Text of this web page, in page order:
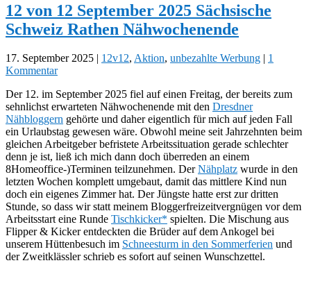
12 von 12 September 2025 Sächsische
Schweiz Rathen Nähwochenende
17. September 2025 | 12v12, Aktion, unbezahlte Werbung | 1
Kommentar
Der 12. im September 2025 fiel auf einen Freitag, der bereits zum
sehnlichst erwarteten Nähwochenende mit den Dresdner
Nähbloggern gehörte und daher eigentlich für mich auf jeden Fall
ein Urlaubstag gewesen wäre. Obwohl meine seit Jahrzehnten beim
gleichen Arbeitgeber befristete Arbeitssituation gerade schlechter
denn je ist, ließ ich mich dann doch überreden an einem
8Homeoffice-)Terminen teilzunehmen. DerNähplatz wurde in den
letzten Wochen komplett umgebaut, damit das mittlere Kind nun
doch ein eigenes Zimmer hat. Der Jüngste hatte erst zur dritten
Stunde, so dass wir statt meinem Bloggerfreizeitvergnügen vor dem
Arbeitsstart eine Runde Tischkicker* spielten. Die Mischung aus
Flipper & Kicker entdeckten die Brüder auf dem Ankogel bei
unserem Hüttenbesuch im Schneesturm in den Sommerferien und
der Zweitklässler schrieb es sofort auf seinen Wunschzettel.